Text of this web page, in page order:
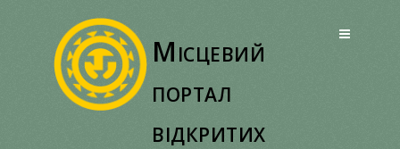
Місцевий
портал
відкритих